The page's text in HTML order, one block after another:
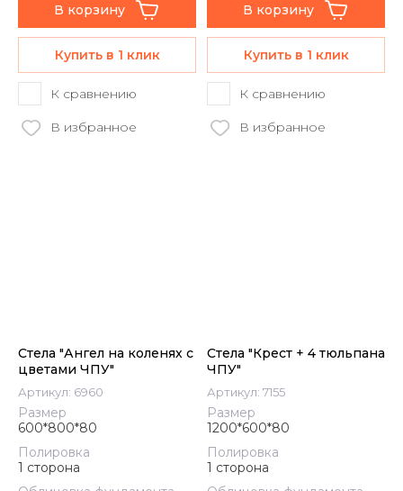
В корзину
Купить в 1 клик
К сравнению
В избранное
В корзину
Купить в 1 клик
К сравнению
В избранное
Стела "Ангел на коленях с
цветами ЧПУ"
Артикул: 6960
Размер
600*800*80
Полировка
1 сторона
Стела "Крест + 4 тюльпана
ЧПУ"
Артикул: 7155
Размер
1200*600*80
Полировка
1 сторона